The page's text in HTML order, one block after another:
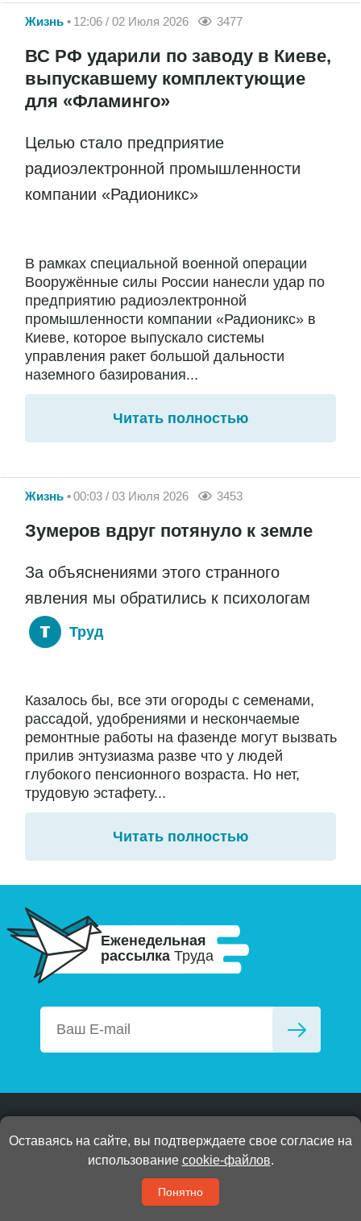
Жизнь 12:06 / 02 Июля 2026 3477
ВС РФ ударили по заводу в Киеве,
выпускавшему комплектующие
для «Фламинго»
Целью стало предприятие
радиоэлектронной промышленности
компании «Радионикс»
В рамках специальной военной операции
Вооружённые силы России нанесли удар по
предприятию радиоэлектронной
промышленности компании «Радионикс» в
Киеве, которое выпускало системы
управления ракет большой дальности
наземного базирования...
Читать полностью
Жизнь 00:03 / 03 Июля 2026 3453
Зумеров вдруг потянуло к земле
За объяснениями этого странного
явления мы обратились к психологам
Труд
Казалось бы, все эти огороды с семенами,
рассадой, удобрениями и нескончаемые
ремонтные работы на фазенде могут вызвать
прилив энтузиазма разве что у людей
глубокого пенсионного возраста. Но нет,
трудовую эстафету...
Читать полностью
Еженедельная
рассылка Труда
Свежий номер
Новости
Оставаясь на сайте, вы подтверждаете свое согласие на
использование cookie-файлов.
Понятно